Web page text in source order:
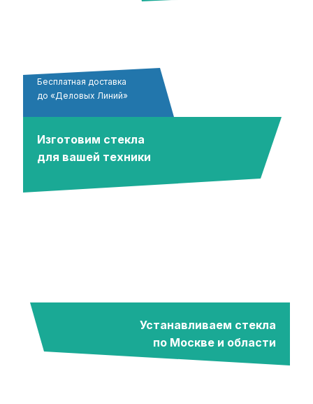
Бесплатная доставка
до «Деловых Линий»
Изготовим стекла
для вашей техники
Устанавливаем стекла
по Москве и области